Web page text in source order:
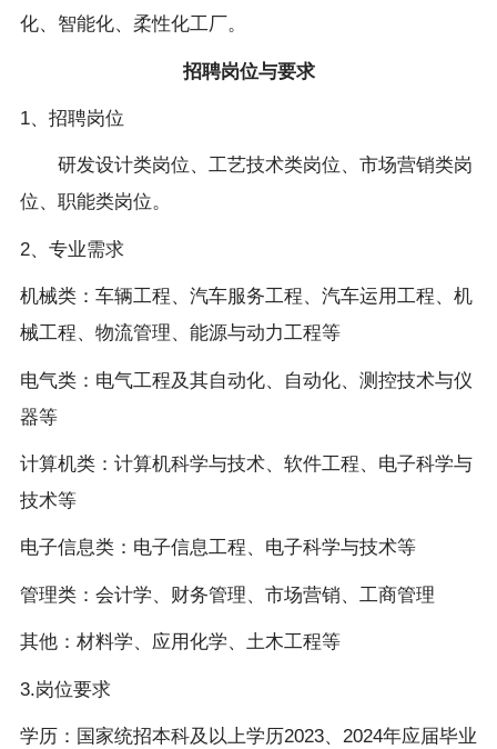
化、智能化、柔性化工厂。
招聘岗位与要求
1、招聘岗位
研发设计类岗位、工艺技术类岗位、市场营销类岗
位、职能类岗位。
2、专业需求
机械类：车辆工程、汽车服务工程、汽车运用工程、机
械工程、物流管理、能源与动力工程等
电气类：电气工程及其自动化、自动化、测控技术与仪
器等
计算机类：计算机科学与技术、软件工程、电子科学与
技术等
电子信息类：电子信息工程、电子科学与技术等
管理类：会计学、财务管理、市场营销、工商管理
其他：材料学、应用化学、土木工程等
3.岗位要求
学历：国家统招本科及以上学历2023、2024年应届毕业